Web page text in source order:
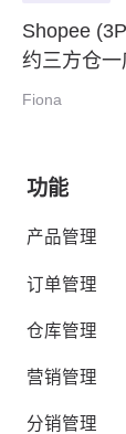
Shopee
约三方仓
Fiona
功能
产品管理
订单管理
仓库管理
营销管理
分销管理